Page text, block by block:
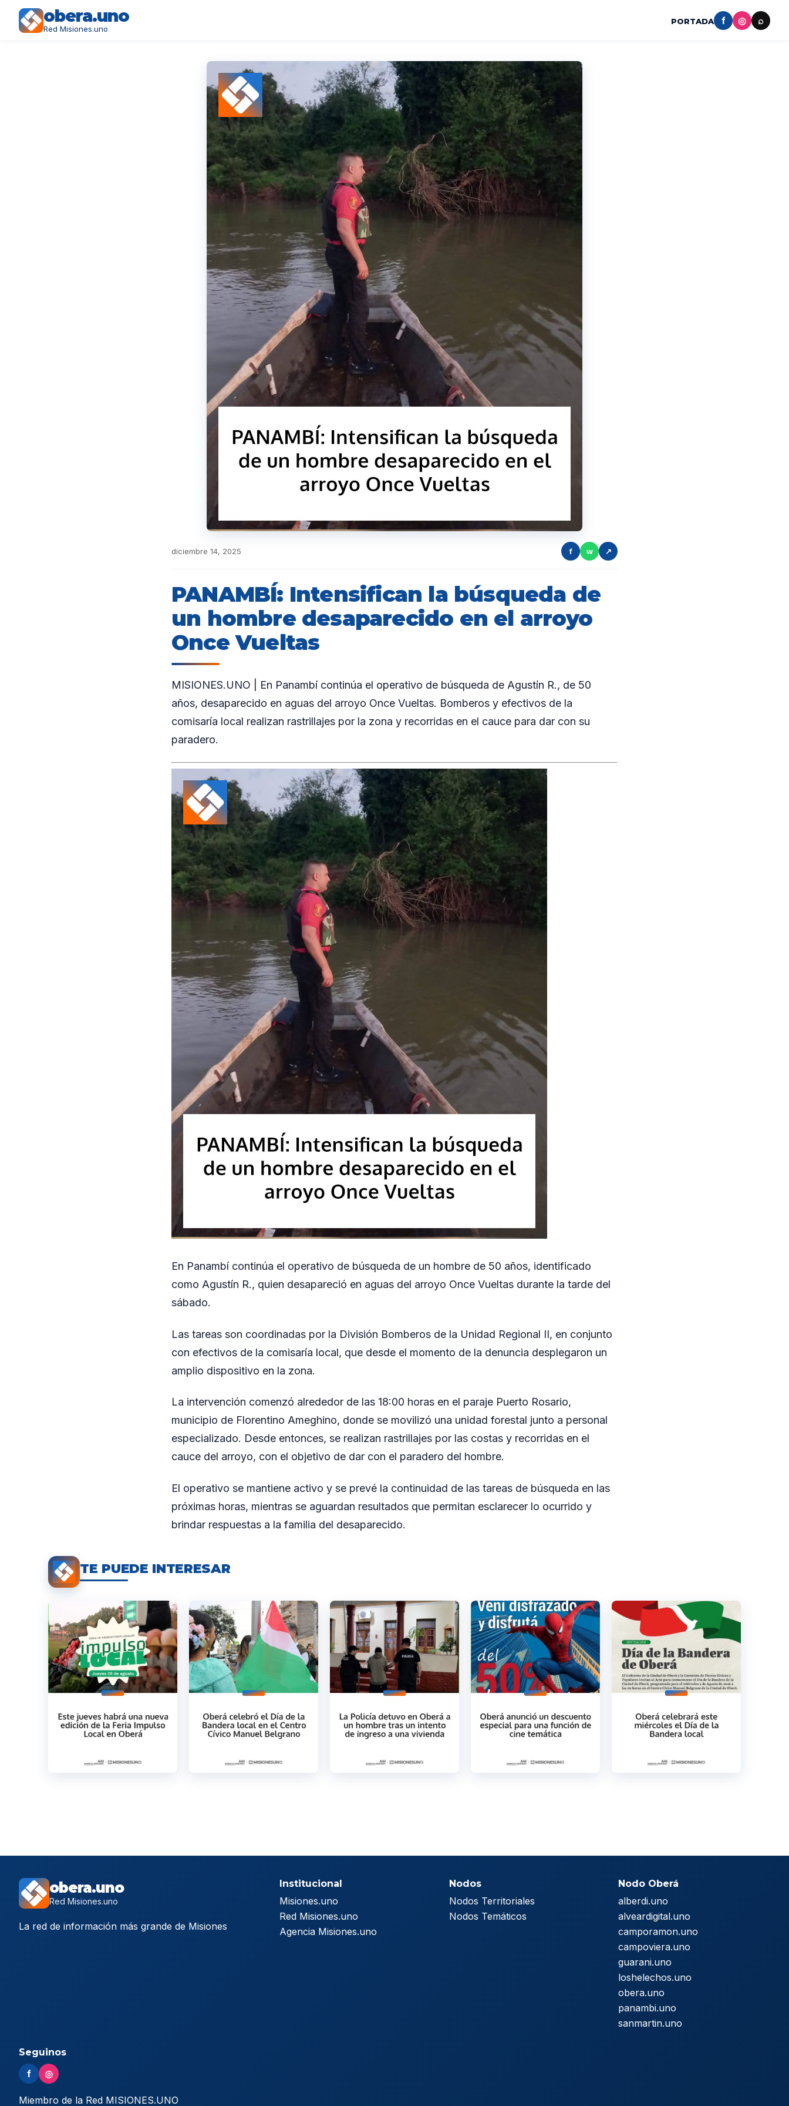
obera.uno
Red Misiones.uno
PORTADA f ◎ ⌕
diciembre 14, 2025 f w ↗
PANAMBÍ: Intensifican la búsqueda de
un hombre desaparecido en el arroyo
Once Vueltas
MISIONES.UNO | En Panambí continúa el operativo de búsqueda de Agustín R., de 50
años, desaparecido en aguas del arroyo Once Vueltas. Bomberos y efectivos de la
comisaría local realizan rastrillajes por la zona y recorridas en el cauce para dar con su
paradero.
En Panambí continúa el operativo de búsqueda de un hombre de 50 años, identificado
como Agustín R., quien desapareció en aguas del arroyo Once Vueltas durante la tarde del
sábado.
Las tareas son coordinadas por la División Bomberos de la Unidad Regional II, en conjunto
con efectivos de la comisaría local, que desde el momento de la denuncia desplegaron un
amplio dispositivo en la zona.
La intervención comenzó alrededor de las 18:00 horas en el paraje Puerto Rosario,
municipio de Florentino Ameghino, donde se movilizó una unidad forestal junto a personal
especializado. Desde entonces, se realizan rastrillajes por las costas y recorridas en el
cauce del arroyo, con el objetivo de dar con el paradero del hombre.
El operativo se mantiene activo y se prevé la continuidad de las tareas de búsqueda en las
próximas horas, mientras se aguardan resultados que permitan esclarecer lo ocurrido y
brindar respuestas a la familia del desaparecido.
TE PUEDE INTERESAR
obera.uno
Red Misiones.uno
La red de información más grande de Misiones
Institucional
Misiones.uno
Red Misiones.uno
Agencia Misiones.uno
Nodos
Nodos Territoriales
Nodos Temáticos
Nodo Oberá
alberdi.uno
alveardigital.uno
camporamon.uno
campoviera.uno
guarani.uno
loshelechos.uno
obera.uno
panambi.uno
sanmartin.uno
Seguinos
f ◎
Miembro de la Red MISIONES.UNO